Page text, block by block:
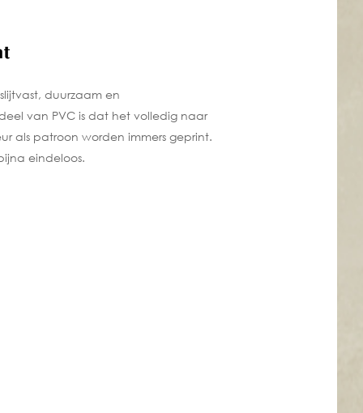
duurzaam en
van PVC is dat het volledig naar
als patroon worden immers geprint.
eindeloos.